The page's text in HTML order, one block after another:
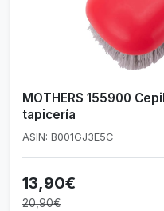
MOTHERS 155900
tapicería
ASIN: B001GJ3E5C
13,90€
20,90€